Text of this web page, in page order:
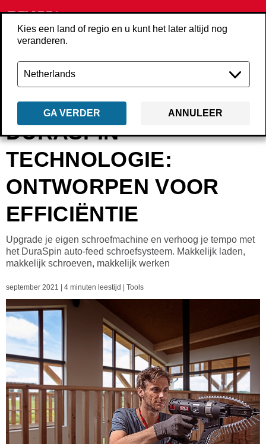
Kies een land of regio en u kunt het later altijd nog
veranderen.
GA VERDER ANNULEER
Terug nieuws duraspin-technologie
DURASPIN-
TECHNOLOGIE:
ONTWORPEN VOOR
EFFICIËNTIE
Upgrade je eigen schroefmachine en verhoog je tempo met
het DuraSpin auto-feed schroefsysteem. Makkelijk laden,
makkelijk schroeven, makkelijk werken
september 2021 4 minuten leestijd Tools